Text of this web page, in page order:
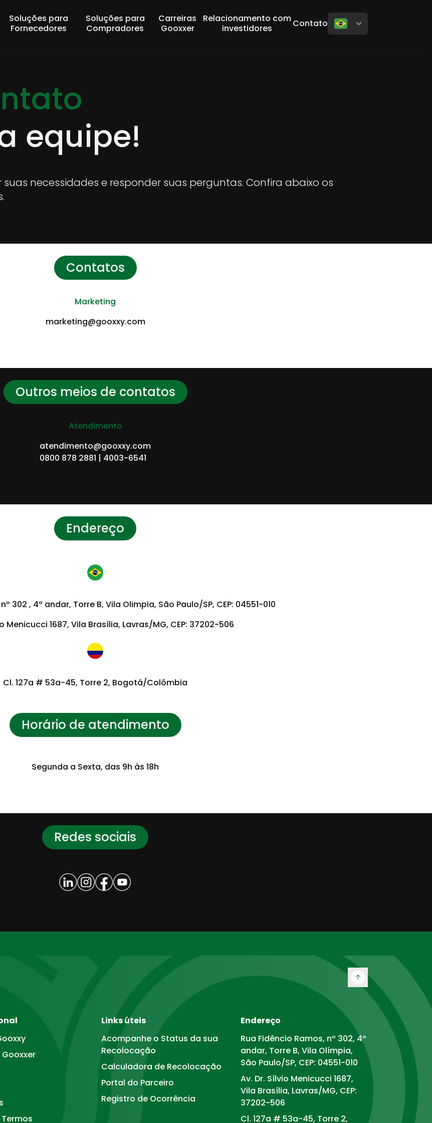
Soluções para
Fornecedores
Soluções para
Compradores
Carreiras
Gooxxer
Relacionamento com
investidores
Contato
equipe!
necessidades e responder suas perguntas. Confira abaixo os
Contatos
Marketing
marketing@gooxxy.com
Outros meios de contatos
Atendimento
atendimento@gooxxy.com
0800 878 2881 | 4003-6541
Endereço
302 , 4º andar, Torre B, Vila Olimpia, São Paulo/SP, CEP: 04551-010
Menicucci 1687, Vila Brasília, Lavras/MG, CEP: 37202-506
Cl. 127a # 53a-45, Torre 2, Bogotá/Colômbia
Horário de atendimento
Segunda a Sexta, das 9h às 18h
Redes sociais
Links úteis
Acompanhe o Status da sua
Recolocação
Calculadora de Recolocação
Portal do Parceiro
Registro de Ocorrência
Endereço
Rua Fidêncio Ramos, nº 302, 4º
andar, Torre B, Vila Olímpia,
São Paulo/SP, CEP: 04551-010
Av. Dr. Sílvio Menicucci 1687,
Vila Brasília, Lavras/MG, CEP:
37202-506
Cl. 127a # 53a-45, Torre 2,